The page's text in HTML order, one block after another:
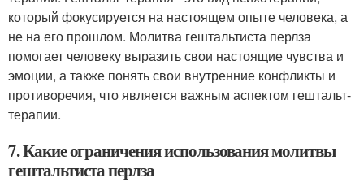
который фокусируется на настоящем опыте человека, а
не на его прошлом. Молитва гештальтиста перлза
помогает человеку выразить свои настоящие чувства и
эмоции, а также понять свои внутренние конфликты и
противоречия, что является важным аспектом гештальт-
терапии.
7. Какие ограничения использования молитвы
гештальтиста перлза